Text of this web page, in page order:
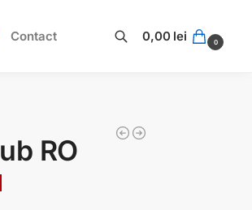
Contact 0,00 lei 0
RO